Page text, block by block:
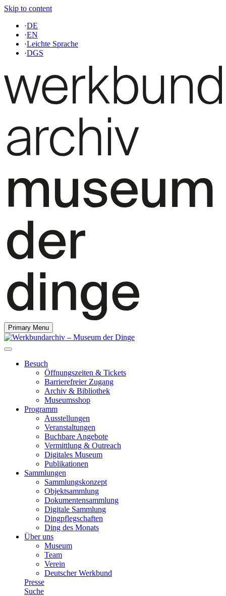
Skip to content
·DE
·EN
·Leichte Sprache
·DGS
Primary Menu
Besuch
Öffnungszeiten & Tickets
Barrierefreier Zugang
Archiv & Bibliothek
Museumsshop
Programm
Ausstellungen
Veranstaltungen
Buchbare Angebote
Vermittlung & Outreach
Digitales Museum
Publikationen
Sammlungen
Sammlungskonzept
Objektsammlung
Dokumentensammlung
Digitale Sammlung
Dingpflegschaften
Ding des Monats
Über uns
Museum
Team
Verein
Deutscher Werkbund
Presse
Suche